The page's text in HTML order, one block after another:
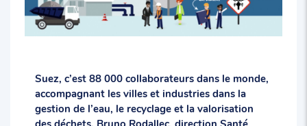
Suez, c’est 88 000 collaborateurs dans le monde,
accompagnant les villes et industries dans la
gestion de l’eau, le recyclage et la valorisation